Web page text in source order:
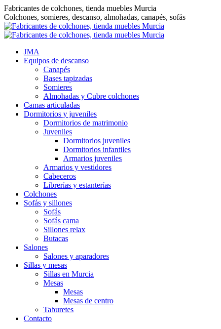
Saltar
al
contenido
Fabricantes de colchones, tienda muebles Murcia
Colchones, somieres, descanso, almohadas, canapés, sofás
JMA
Equipos de descanso
Canapés
Bases tapizadas
Somieres
Almohadas y Cubre colchones
Camas articuladas
Dormitorios y juveniles
Dormitorios de matrimonio
Juveniles
Dormitorios juveniles
Dormitorios infantiles
Armarios juveniles
Armarios y vestidores
Cabeceros
Librerías y estanterías
Colchones
Sofás y sillones
Sofás
Sofás cama
Sillones relax
Butacas
Salones
Salones y aparadores
Sillas y mesas
Sillas en Murcia
Mesas
Mesas
Mesas de centro
Taburetes
Contacto